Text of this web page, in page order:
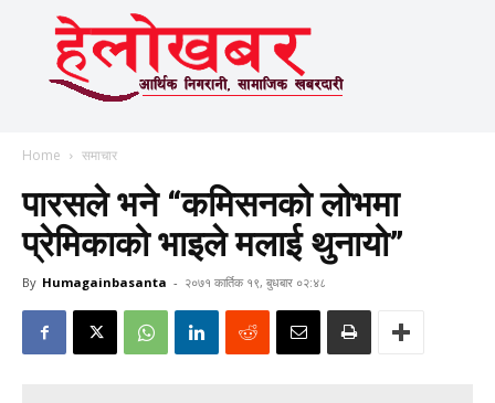
Home समाचार
पारसले भने “कमिसनको लोभमा
प्रेमिकाको भाइले मलाई थुनायो”
By Humagainbasanta - २०७१ कार्तिक १९, बुधबार ०२:४८